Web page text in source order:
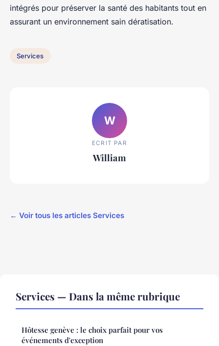
intégrés pour préserver la santé des habitants tout en
assurant un environnement sain dératisation.
Services
W
ECRIT PAR
William
← Voir tous les articles Services
Services — Dans la même rubrique
Hôtesse genève : le choix parfait pour vos
événements d'exception